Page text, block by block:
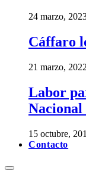
24 marzo,
Cáffaro
21 marzo, 2022
Labor
Nacional
15 octubre,
Contacto